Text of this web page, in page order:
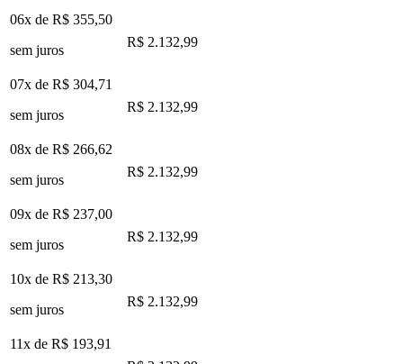
06x de R$ 355,50
sem juros
R$ 2.132,99
07x de R$ 304,71
sem juros
R$ 2.132,99
08x de R$ 266,62
sem juros
R$ 2.132,99
09x de R$ 237,00
sem juros
R$ 2.132,99
10x de R$ 213,30
sem juros
R$ 2.132,99
11x de R$ 193,91